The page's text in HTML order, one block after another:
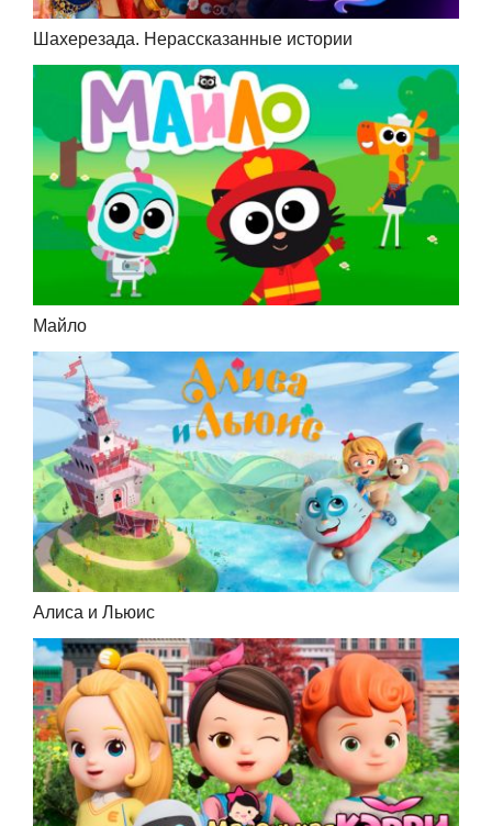
Шахерезада. Нерассказанные истории
Майло
Алиса и Льюис